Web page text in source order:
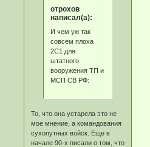
отрохов
написал(а):
И чем уж так
совсем плоха
2С1 для
штатного
вооружения ТП и
МСП СВ РФ:
То, что она устарела это не
мое мнение, а командования
сухопутных войск. Еще в
начале 90-х писали о том, что